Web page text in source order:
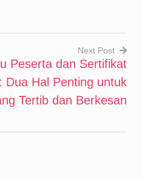
Next Post
Peserta dan Sertifikat
Dua Hal Penting untuk
Tertib dan Berkesan